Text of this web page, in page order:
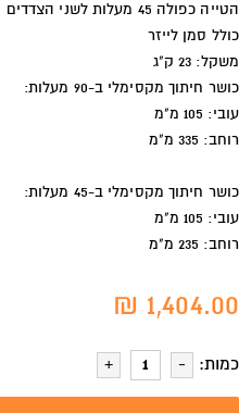
הטייה כפולה 45 מעלות לשני הצדדים
כולל סמן לייזר
משקל: 23 ק"ג
כושר חיתוך מקסימלי ב-90 מעלות:
עובי: 105 מ"מ
רוחב: 335 מ"מ
כושר חיתוך מקסימלי ב-45 מעלות:
עובי: 105 מ"מ
רוחב: 235 מ"מ
1,404.00 ₪
כמות: